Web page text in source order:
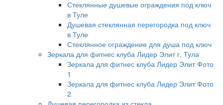
Стеклянные душевые ограждения под ключ
в Туле
Душевая стеклянная перегородка под ключ
в Туле
Стеклянное ограждение для душа под ключ
Зеркала для фитнес клуба Лидер Элит г. Тула
Зеркала для фитнес клуба Лидер Элит Фото
1
Зеркала для фитнес клуба Лидер Элит Фото
2